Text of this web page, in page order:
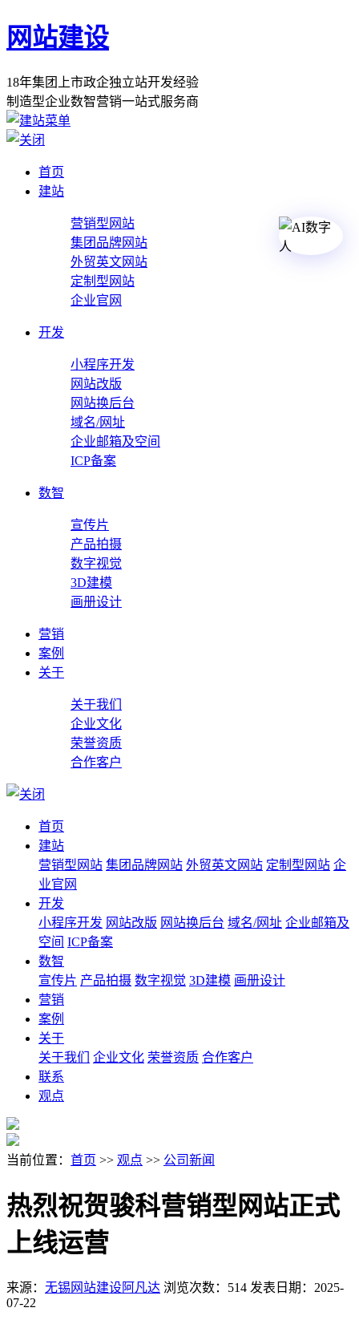
网站建设
18年集团 上市政企独立站开发经验
制 造型企业数智营销一站式服务商
首页
建站
营销型网站
集团品牌网站
外贸英文网站
定制型网站
企业官网
开发
小程序开发
网站改版
网站换后台
域名/网址
企业邮箱及空间
ICP备案
数智
宣传片
产品拍摄
数字视觉
3D建模
画册设计
营销
案例
关于
关于我们
企业文化
荣誉资质
合作客户
首页
建站
营销型网站 集团品牌网站 外贸英文网站 定制型网站 企
业官网
开发
小程序开发 网站改版 网站换后台 域名/网址 企业邮箱及
空间 ICP备案
数智
宣传片 产品拍摄 数字视觉 3D建模 画册设计
营销
案例
关于
关于我们
企业文化 荣誉资质 合作客户
联系
观点
当前位置： 首页 >> 观点 >> 公司新闻
热烈祝贺骏科营销型网站正式
上线运营
来源： 无锡网站建设阿凡达 浏览次数：514 发表日期：2025-
07-22